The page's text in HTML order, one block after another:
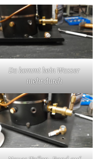
Da kommt kein Wasser
mehr durch